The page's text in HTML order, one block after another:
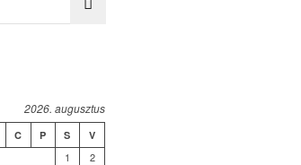
2026. augusztus
C P S V
1
2